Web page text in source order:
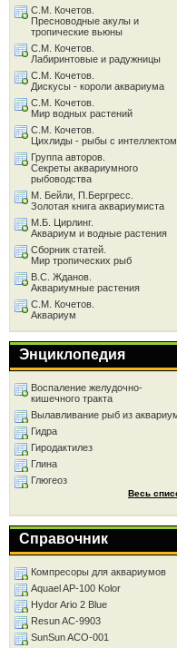
С.М. Кочетов.
Пресноводные акулы и
тропические вьюны
С.М. Кочетов.
Лабиринтовые и радужницы
С.М. Кочетов.
Дискусы - короли аквариума
С.М. Кочетов.
Мир водных растений
С.М. Кочетов.
Цихлиды - рыбы с интеллектом
Группа авторов.
Секреты аквариумного
рыбоводства
М. Бейли, П.Бергресс.
Золотая книга аквариумиста
М.Б. Цирлинг.
Аквариум и водные растения
Сборник статей.
Мир тропических рыб
В.С. Жданов.
Аквариумные растения
С.М. Кочетов.
Аквариум
Энциклопедия
Воспаление желудочно-
кишечного тракта
Вылавливание рыб из
Гидра
Гиродактилез
Глина
Глюгеоз
Весь
Справочник
Компресоры для аквариумов
Aquael AP-100 Kolor
Hydor Ario 2 Blue
Resun AC-9903
SunSun ACO-001